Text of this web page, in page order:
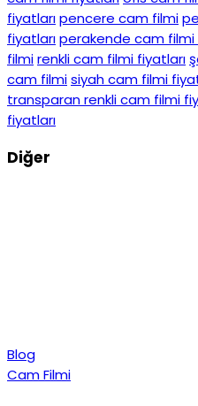
fiyatlarıpencere cam filmi
fiyatlarıperakende cam filmi
filmirenkli cam filmi fiyatları
cam filmisiyah cam filmi
transparan renkli cam filmi
fiyatları
Diğer
Blog
Cam Filmi